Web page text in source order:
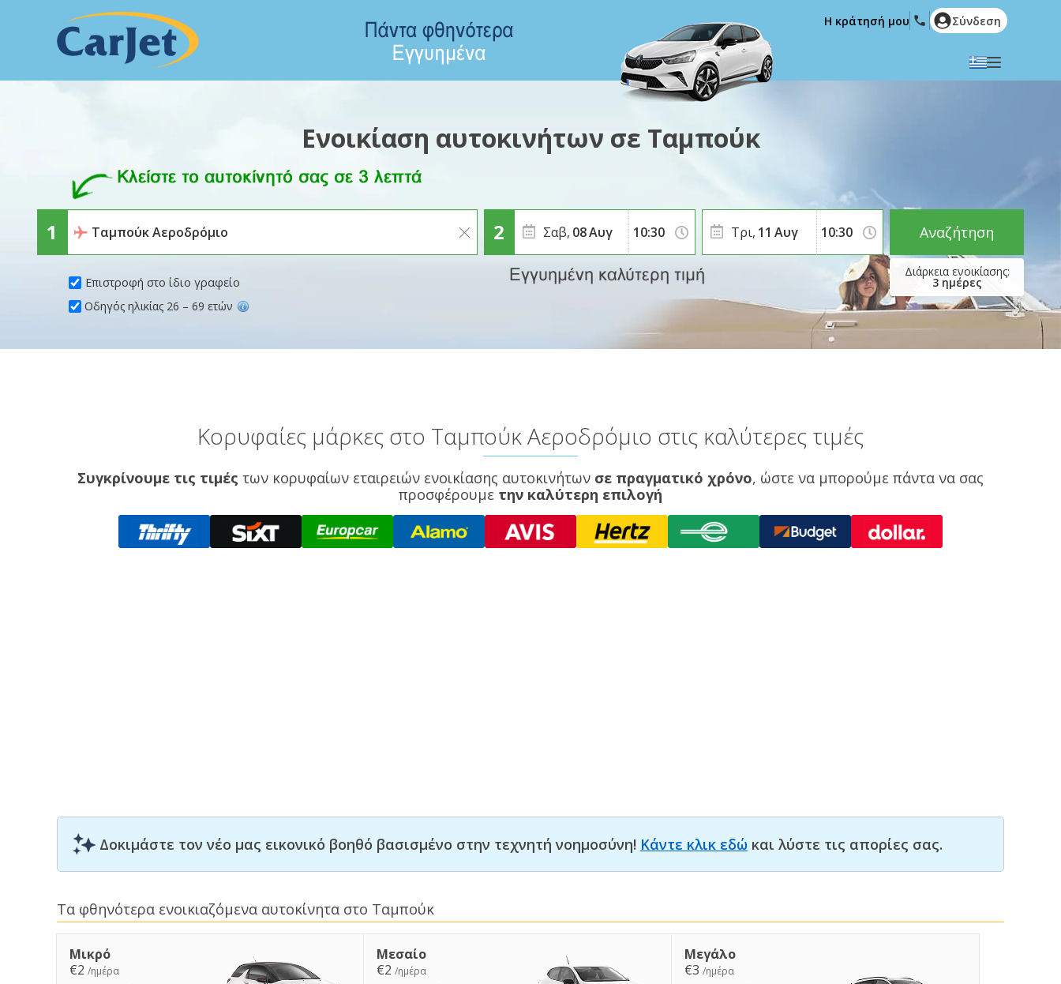
English (US)
Polski
Română
Ελληνικά
Hrvatski
العربية
Η κράτησή μου Σύνδεση
Ενοικίαση αυτοκινήτων σε Ταμπούκ
Επιστροφή στο ίδιο γραφείο
Σαβ, 08Αυγ
3 ημέρες
Τρι, 11 Αυγ
Οδηγός ηλικίας 26 – 69 ετών
Αναζήτηση
Κορυφαίες μάρκες στο Ταμπούκ Αεροδρόμιο στις καλύτερες τιμές
Συγκρίνουμε τις τιμές των κορυφαίων εταιρειών ενοικίασης αυτοκινήτων σε πραγματικό χρόνο, ώστε να μπορούμε πάντα να σας
προσφέρουμε την καλύτερη επιλογή
Δοκιμάστε τον νέο μας εικονικό βοηθό βασισμένο στην τεχνητή νοημοσύνη! Κάντε κλικ εδώ και λύστε τις απορίες σας.
Τα φθηνότερα ενοικιαζόμενα αυτοκίνητα στο Ταμπούκ
Μικρό
€2 /ημέρα
Μεσαίο
€2/ημέρα
Μεγάλο
€3 /ημέρα